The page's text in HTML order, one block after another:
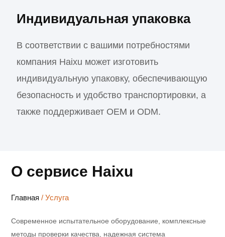
Индивидуальная упаковка
В соответствии с вашими потребностями
компания Haixu может изготовить
индивидуальную упаковку, обеспечивающую
безопасность и удобство транспортировки, а
также поддерживает OEM и ODM.
О сервисе Haixu
Главная / Услуга
Современное испытательное оборудование, комплексные
методы проверки качества, надежная система